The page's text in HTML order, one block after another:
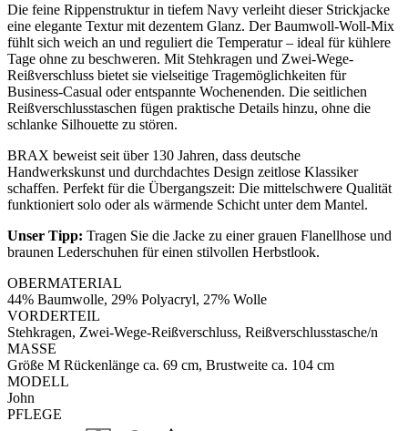
Die feine Rippenstruktur in tiefem Navy verleiht dieser Strickjacke
eine elegante Textur mit dezentem Glanz. Der Baumwoll-Woll-Mix
fühlt sich weich an und reguliert die Temperatur – ideal für kühlere
Tage ohne zu beschweren. Mit Stehkragen und Zwei-Wege-
Reißverschluss bietet sie vielseitige Tragemöglichkeiten für
Business-Casual oder entspannte Wochenenden. Die seitlichen
Reißverschlusstaschen fügen praktische Details hinzu, ohne die
schlanke Silhouette zu stören.
BRAX beweist seit über 130 Jahren, dass deutsche
Handwerkskunst und durchdachtes Design zeitlose Klassiker
schaffen. Perfekt für die Übergangszeit: Die mittelschwere Qualität
funktioniert solo oder als wärmende Schicht unter dem Mantel.
Unser Tipp: Tragen Sie die Jacke zu einer grauen Flanellhose und
braunen Lederschuhen für einen stilvollen Herbstlook.
OBERMATERIAL
44% Baumwolle, 29% Polyacryl, 27% Wolle
VORDERTEIL
Stehkragen, Zwei-Wege-Reißverschluss, Reißverschlusstasche/n
MASSE
Größe M Rückenlänge ca. 69 cm, Brustweite ca. 104 cm
MODELL
John
PFLEGE